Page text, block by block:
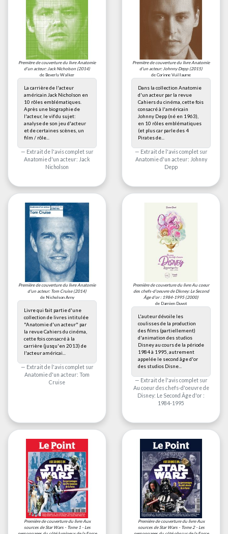
Première de couverture du livreAnatomie
d'un acteur: Jack Nicholson (2014)
de Beverly Walker
La carrière de l'acteur
américain Jack Nicholson en
10 rôles emblématiques.
Après une biographie de
l'acteur, le vif du sujet:
analyse de son jeu d'acteur
et de certaines scènes, un
film / rôle...
Extrait de l'avis complet sur
Anatomie d'un acteur: Jack
Nicholson
Première de couverture du livreAnatomie
d'un acteur: Johnny Depp (2015)
de Corinne Vuillaume
Dans la collection Anatomie
d'un acteur par la revue
Cahiers du cinéma, cette fois
consacré à l'américain
Johnny Depp (né en 1963),
en 10 rôles emblématiques
(et plus car parle des 4
Pirates de...
Extrait de l'avis complet sur
Anatomie d'un acteur: Johnny
Depp
Première de couverture du livreAnatomie
d'un acteur: Tom Cruise(2014)
de Nicholson Amy
Livre qui fait partie d'une
collection de livres intitulée
"Anatomie d'un acteur" par
la revue Cahiers du cinéma,
cette fois consacré à la
carrière (jusqu'en 2013) de
l'acteur américai...
Extrait de l'avis complet sur
Anatomie d'un acteur: Tom
Cruise
Première de couverture du livreAu coeur
des chefs-d'oeuvre de Disney: Le Second
Âge d'or : 1984-1995(2000)
de Damien Duvot
L'auteur dévoile les
coulisses de la production
des films (partiellement)
d'animation des studios
Disney au cours de la période
1984 à 1995, autrement
appelée le second âge d'or
des studios Disne...
Extrait de l'avis complet sur
Au coeur des chefs-d'oeuvre de
Disney: Le Second Âge d'or :
1984-1995
Première de couverture du livreAux
sources de Star Wars - Tome 1 - Les
Première de couverture du livreAux
sources de Star Wars - Tome 2 - Les